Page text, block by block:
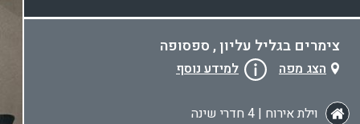
צימרים בגליל עליון , ספסופה
הצג מפה למידע נוסף
וילת אירוח | 4 חדרי שינה